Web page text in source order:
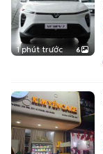
1 phút trước 6